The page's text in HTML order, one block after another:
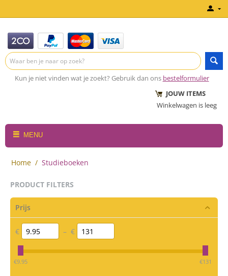
Kun je niet vinden wat je zoekt? Gebruik dan ons bestelformulier
JOUW ITEMS
Winkelwagen is leeg
MENU
Home / Studieboeken
PRODUCT FILTERS
Prijs
€ – €
‎€9.95 ‎€131